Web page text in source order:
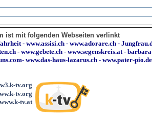
ist mit folgenden Webseiten verlinkt
- www.assisi.ch - www.adorare.ch -
- www.gebete.ch - www.segenskreis.at-
- www.das-haus-lazarus.ch - www.pater-pio.de
tv.org
tv.org
www.k-tv.at